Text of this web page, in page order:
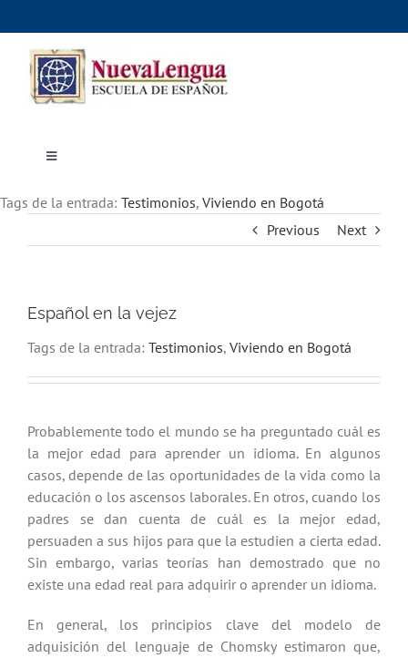
to
content
Toggle
Cursos
Dónde estudiar
Tags de la entrada: Testimonios, Viviendo en Bogotá
Previous
Next
Español en la vejez
Tags de la entrada: Testimonios, Viviendo en Bogotá
Probablemente todo el mundo se ha preguntado cuál es
la mejor edad para aprender un idioma. En algunos
casos, depende de las oportunidades de la vida como la
educación o los ascensos laborales. En otros, cuando los
padres se dan cuenta de cuál es la mejor edad,
persuaden a sus hijos para que la estudien a cierta edad.
Sin embargo, varias teorías han demostrado que no
existe una edad real para adquirir o aprender un idioma.
En general, los principios clave del modelo de
adquisición del lenguaje de Chomsky estimaron que,